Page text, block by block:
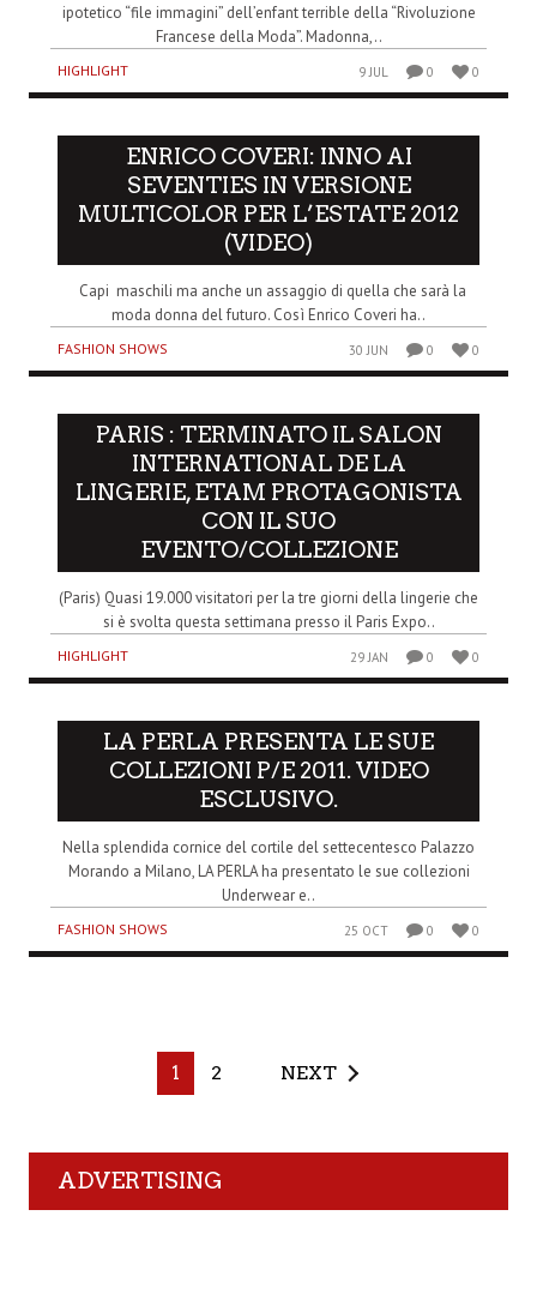
ipotetico “file immagini” dell’enfant terrible della “Rivoluzione
Francese della Moda”. Madonna,..
HIGHLIGHT 9 JUL 0 0
ENRICO COVERI: INNO AI
SEVENTIES IN VERSIONE
MULTICOLOR PER L’ESTATE 2012
(VIDEO)
Capi maschili ma anche un assaggio di quella che sarà la
moda donna del futuro. Così Enrico Coveri ha..
FASHION SHOWS 30 JUN 0 0
PARIS : TERMINATO IL SALON
INTERNATIONAL DE LA
LINGERIE, ETAM PROTAGONISTA
CON IL SUO
EVENTO/COLLEZIONE
(Paris) Quasi 19.000 visitatori per la tre giorni della lingerie che
si è svolta questa settimana presso il Paris Expo..
HIGHLIGHT 29 JAN 0 0
LA PERLA PRESENTA LE SUE
COLLEZIONI P/E 2011. VIDEO
ESCLUSIVO.
Nella splendida cornice del cortile del settecentesco Palazzo
Morando a Milano, LA PERLA ha presentato le sue collezioni
Underwear e..
FASHION SHOWS 25 OCT 0 0
1 2 NEXT
ADVERTISING